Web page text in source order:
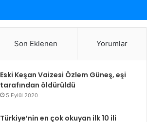
Son Eklenen Yorumlar
Eski Keşan Vaizesi Özlem Güneş, eşi
tarafından öldürüldü
5 Eylül 2020
Türkiye’nin en çok okuyan ilk 10 ili